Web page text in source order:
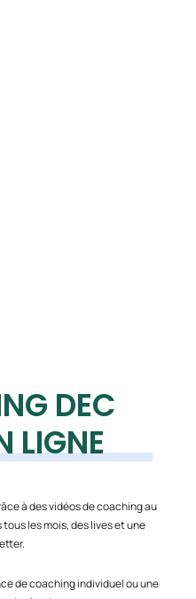
DEC
LIGNE
à des vidéos de coaching au
les mois, des lives et une
de coaching individuel ou une